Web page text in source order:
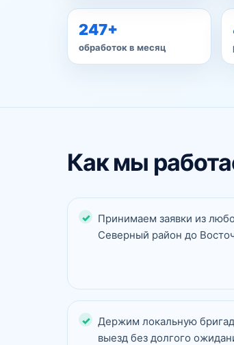
247+
обработок в месяц
Как мы
Принимаем заявки из
Северный район до
Держим локальную
выезд без долгого